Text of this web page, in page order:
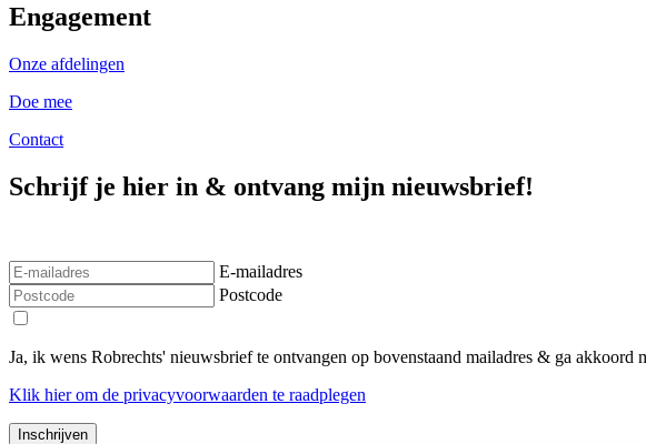
Engagement
Onze afdelingen
Doe mee
Contact
Schrijf je hier in & ontvang mijn nieuwsbrief!
E-mailadres
Postcode
Ja, ik wens Robrechts' nieuwsbrief te ontvangen op bovenstaand mailadres & ga akkoord
Klik hierom de privacyvoorwaarden te raadplegen